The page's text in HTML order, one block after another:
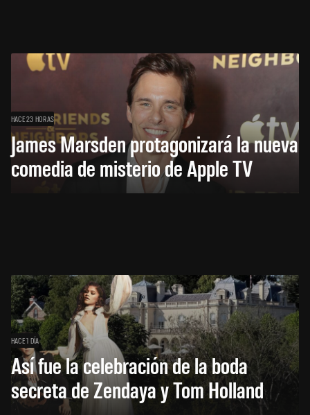
HACE 23 HORAS
James Marsden protagonizará la nueva
comedia de misterio de Apple TV
HACE 1 DÍA
Así fue la celebración de la boda
secreta de Zendaya y Tom Holland